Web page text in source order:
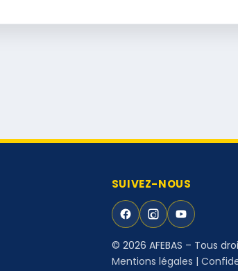
SUIVEZ-NOUS
© 2026 AFEBAS – Tous
Mentions légales |